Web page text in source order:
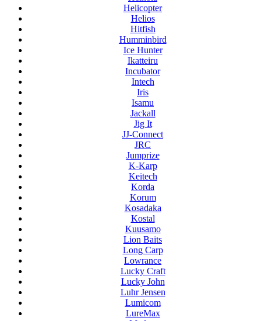
Helicopter
Helios
Hitfish
Humminbird
Ice Hunter
Ikatteiru
Incubator
Intech
Iris
Isamu
Jackall
Jig It
JJ-Connect
JRC
Jumprize
K-Karp
Keitech
Korda
Korum
Kosadaka
Kostal
Kuusamo
Lion Baits
Long Carp
Lowrance
Lucky Craft
Lucky John
Luhr Jensen
Lumicom
LureMax